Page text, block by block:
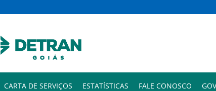
CARTA DE SERVIÇOS ESTATÍSTICAS FALE CONOSCO